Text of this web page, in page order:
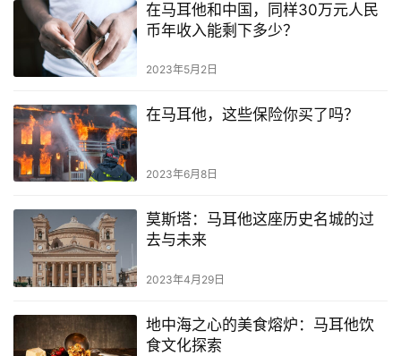
在马耳他和中国，同样30万元人民
币年收入能剩下多少？
2023年5月2日
在马耳他，这些保险你买了吗？
2023年6月8日
莫斯塔：马耳他这座历史名城的过
去与未来
2023年4月29日
地中海之心的美食熔炉：马耳他饮
食文化探索